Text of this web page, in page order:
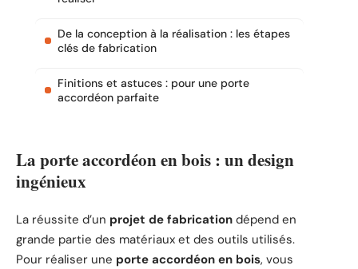
De la conception à la réalisation : les étapes
clés de fabrication
Finitions et astuces : pour une porte
accordéon parfaite
La porte accordéon en bois : un design
ingénieux
La réussite d’un projet de fabrication dépend en
grande partie des matériaux et des outils utilisés.
Pour réaliser une porte accordéon en bois, vous